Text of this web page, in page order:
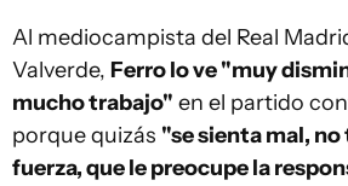
Al mediocampista del Real
Valverde, Ferro lo ve "muy
mucho trabajo" en el partido
porque quizás "se sienta mal,
fuerza, que le preocupe la